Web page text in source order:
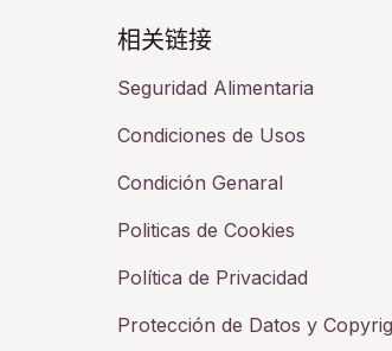
相关链接​
Seguridad Alimentaria
Condiciones de Usos
Condición Genaral
Politicas de Cookies
Política de Privacidad
Protección de Datos y